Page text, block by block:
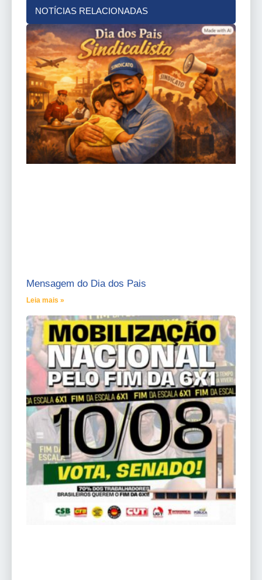
NOTÍCIAS RELACIONADAS
Mensagem do Dia dos Pais
Leia mais »